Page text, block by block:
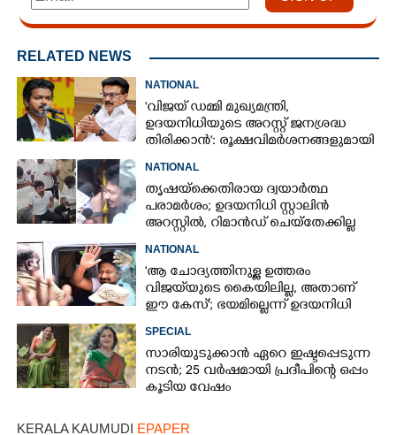
RELATED NEWS
NATIONAL
'വിജയ് ഡമ്മി മുഖ്യമന്ത്രി,
ഉദയനിധിയുടെ അറസ്റ്റ് ജനശ്രദ്ധ
തിരിക്കാൻ': രൂക്ഷവിമർശനങ്ങളുമായി
NATIONAL
തൃഷയ്ക്കെതിരായ ദ്വയാർത്ഥ
പരാമർശം; ഉദയനിധി സ്റ്റാലിൻ
അറസ്റ്റിൽ, റിമാൻഡ് ചെയ്തേക്കില്ല
NATIONAL
'ആ ചോദ്യത്തിനുള്ള ഉത്തരം
വിജയ്‌യുടെ കൈയിലില്ല, അതാണ്
ഈ കേസ്'; ഭയമില്ലെന്ന് ഉദയനിധി
SPECIAL
സാരിയുടുക്കാൻ ഏറെ ഇഷ്ടപ്പെടുന്ന
നടൻ; 25 വർഷമായി പ്രദീപിന്റെ ഒപ്പം
കൂടിയ വേഷം
KERALA KAUMUDI EPAPER